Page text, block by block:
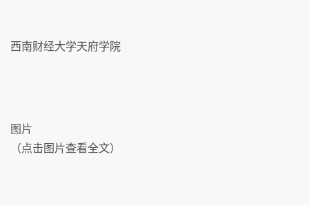
西南财经大学天府学院
图片
（点击图片查看全文）